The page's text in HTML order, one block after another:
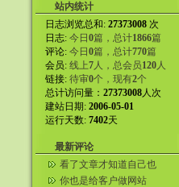
站内统计
日志浏览总和: 27373008 次
日志: 今日 0篇，总计1866篇
评论: 今日 0篇，总计770篇
会员: 线上7人，总会员120人
链接: 待审0个，现有2个
总计访问量： 27373008人次
建站日期: 2006-05-01
运行天数: 7402天
最新评论
看了文章才知道自己也
是嘴贱的人。
你也是给客户做网站